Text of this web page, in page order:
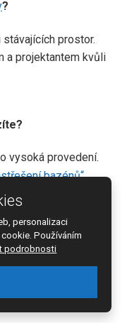
?
prostor.
a projektantem kvůli
vysoká provedení.
bazénů“.
personalizaci
Používáním
podrobnosti